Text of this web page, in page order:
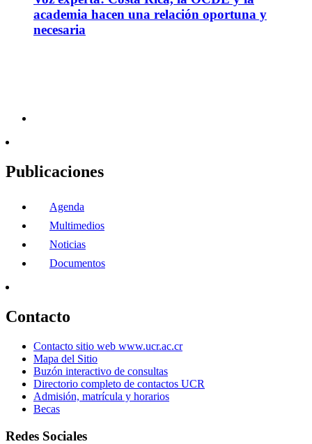
academia hacen una relación oportuna y
necesaria
Publicaciones
Agenda
Multimedios
Noticias
Documentos
Contacto
Contacto sitio web www.ucr.ac.cr
Mapa del Sitio
Buzón interactivo de consultas
Directorio completo de contactos UCR
Admisión, matrícula y horarios
Becas
Redes Sociales